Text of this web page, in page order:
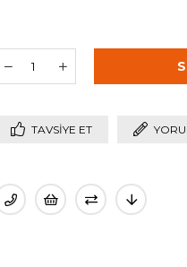
TAVSIYE ET